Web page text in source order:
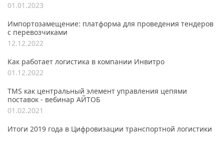
01.01.2023
Импортозамещение: платформа для проведения тендеров
с перевозчиками
12.12.2022
Как работает логистика в компании Инвитро
01.12.2022
TMS как центральный элемент управления цепями
поставок - вебинар АЙТОБ
01.02.2021
Итоги 2019 года в Цифровизации транспортной логистики